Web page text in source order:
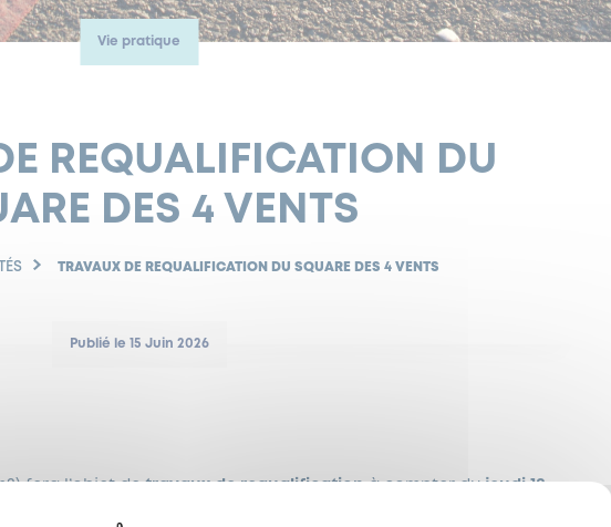
Vie pratique
REQUALIFICATION DU
DES 4 VENTS
TRAVAUX DE REQUALIFICATION DU SQUARE DES 4 VENTS
Publié le 15 Juin 2026
fera l’objet detravaux de requalificationà compter dujeudi 18